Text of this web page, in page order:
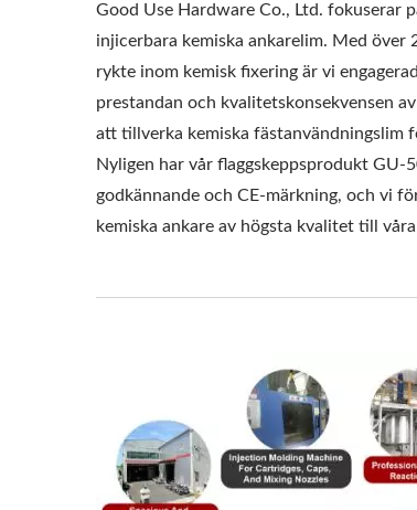
Good Use Hardware Co., Ltd. fokuserar
injicerbara kemiska ankarelim. Med
rykte inom kemisk fixering är vi
prestandan och kvalitetskonsekvensen
att tillverka kemiska fästanvändningslim
Nyligen har vår flaggskeppsprodukt GU-
godkännande och CE-märkning, och vi
kemiska ankare av högsta kvalitet till